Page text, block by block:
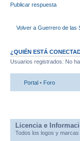
Publicar respuesta
Volver a Guerrero de las
¿QUIÉN ESTÁ
Usuarios registrados: No
Portal • Foro
Licencia e
Todos los logos y